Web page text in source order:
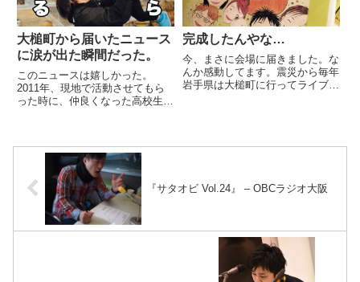
大槌町から届いたニュース
に涙が出た瞬間だった。
このニュースは嬉しかった。
2011年、現地で活動させてもら
った時に、仲良くなった高校生の
の子が強い強いママになったって
ニュース。涙が出たよ。嬉しかっ
た。
完成したんやな…
今、まさに会場に届きました。な
んか感動してます。震災から毎年
岩手県は大槌町に行ってライブを
行かない僕らを待ってくれてる
『サタオビ Vol.24』 – OBCラジオ大阪